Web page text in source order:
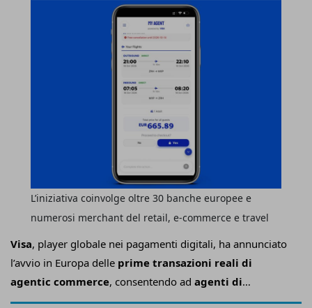
Visa, player globale nei pagamenti digitali, ha annunciato
l’avvio in Europa delle prime transazioni reali di
agentic commerce, consentendo ad agenti di
intelligenza artificiale di effettuare acquisti
L’iniziativa coinvolge oltre 30 banche europee e
numerosi merchant del retail, e-commerce e travel